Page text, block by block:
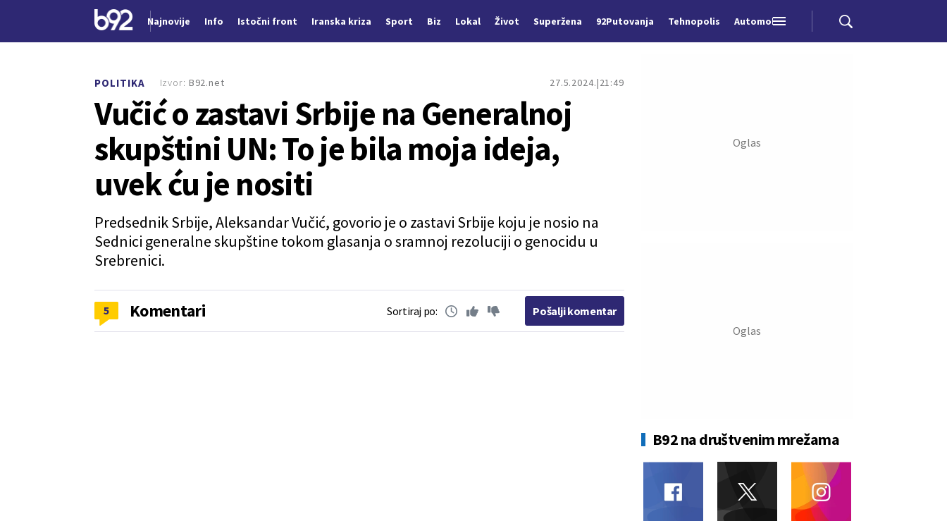
Najnovije Info Istočni front Iranska kriza Sport Biz Lokal Život Superžena 92Putovanja Tehnopolis Automobili
POLITIKA 27.5.2024. 21:49
Vučić o zastavi Srbije na Generalnoj
skupštini UN: To je bila moja ideja,
uvek ću je nositi
Predsednik Srbije, Aleksandar Vučić, govorio je o zastavi Srbije koju je nosio na
Sednici generalne skupštine tokom glasanja o sramnoj rezoluciji o genocidu u
Srebrenici.
Izvor: B92.net
5 Komentari Sortiraj po: Pošalji komentar
B92 na društvenim mrežama